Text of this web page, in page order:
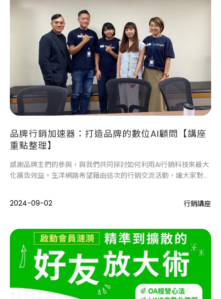
品牌行銷加速器：打造品牌的數位AI顧問【講座
重點整理】
感謝品牌主們的參與，與我們共同探討如何利用AI行銷科技來最大
化廣告效益。生洋網路希望藉由這次的行銷交流活動，讓大家對於
2024-09-02 行銷講座